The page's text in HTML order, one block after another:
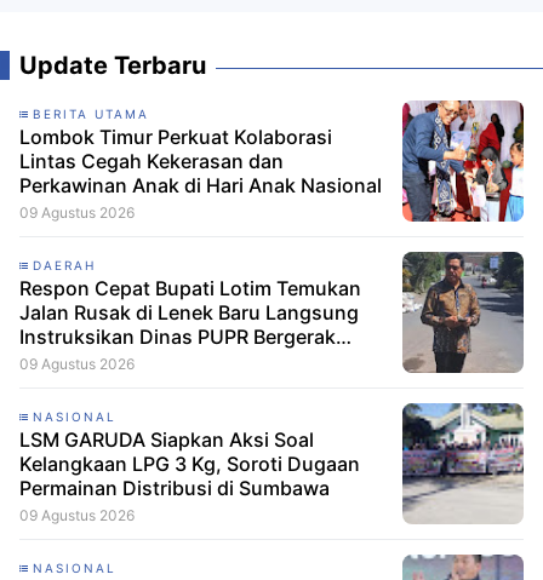
Update Terbaru
BERITA UTAMA
Lombok Timur Perkuat Kolaborasi
Lintas Cegah Kekerasan dan
Perkawinan Anak di Hari Anak Nasional
09 Agustus 2026
DAERAH
Respon Cepat Bupati Lotim Temukan
Jalan Rusak di Lenek Baru Langsung
Instruksikan Dinas PUPR Bergerak
Cepat
09 Agustus 2026
NASIONAL
LSM GARUDA Siapkan Aksi Soal
Kelangkaan LPG 3 Kg, Soroti Dugaan
Permainan Distribusi di Sumbawa
09 Agustus 2026
NASIONAL